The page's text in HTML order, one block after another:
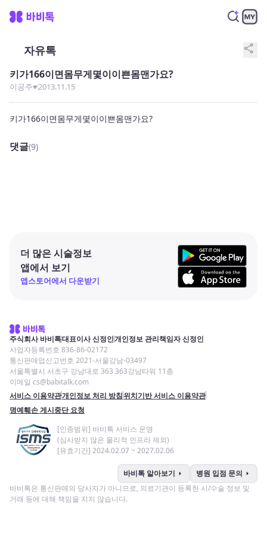
자유톡 share
키가166이면몸무게몇이이쁜몸맨가요?
이공주♥2013.11.15
키가166이면몸무게몇이이쁜몸맨가요?
댓글(9)
더 많은 시술정보
앱에서 보기
앱스토어에서 다운받기
주식회사 바비톡대표이사 신정인개인정보 관리책임자 신정인
사업자등록번호 836-86-02172
통신판매업신고번호 2021-서울강남-03497
서울특별시 서초구 강남대로 363 363강남타워 11층
이메일 cs@babitalk.com
서비스 이용약관개인정보 처리 방침위치기반 서비스 이용약관
명예훼손 게시중단 요청
[인증범위] 바비톡 서비스 운영
(심사받지 않은 물리적 인프라 제외)
[유효기간] 2024.02.07 ~ 2027.02.06
바비톡 알아보기 arrow_right 병원 입점 문의 arrow_right
바비톡은 통신판매의 당사자가 아니므로, 의료기관이 등록한 시/수술 정보 및
거래 등에 대해 책임을 지지 않습니다.